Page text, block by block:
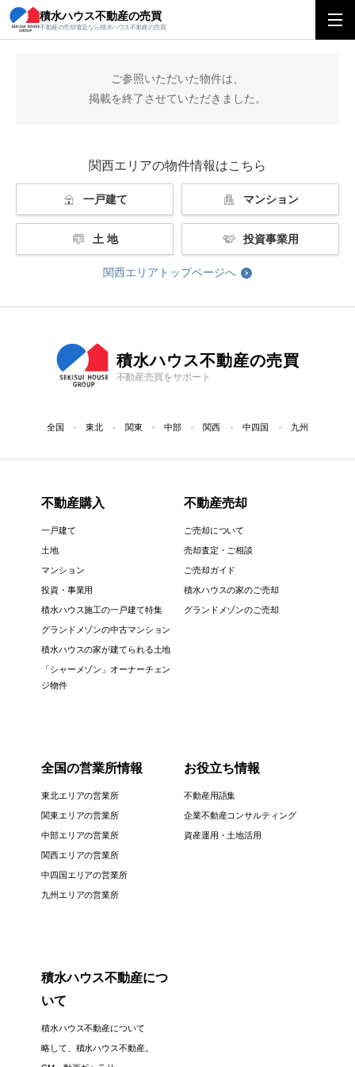
積水ハウス不動産の売買
不動産の売却査定なら積水ハウス不動産の売買
積水ハウス不動産の売買 関西エリアトップ
ご参照いただいた物件は、
掲載を終了させていただきました。
関西エリアの物件情報はこちら
一戸建て マンション
土 地 投資事業用
関西エリアトップページへ
積水ハウス不動産の売買
不動産売買をサポート
全国 東北 関東 中部 関西 中四国 九州
不動産購入
一戸建て
土地
マンション
投資・事業用
積水ハウス施工の一戸建て特集
グランドメゾンの中古マンション
積水ハウスの家が建てられる土地
「シャーメゾン」オーナーチェン
ジ物件
不動産売却
ご売却について
売却査定・ご相談
ご売却ガイド
積水ハウスの家のご売却
グランドメゾンのご売却
全国の営業所情報
東北エリアの営業所
関東エリアの営業所
中部エリアの営業所
関西エリアの営業所
中四国エリアの営業所
九州エリアの営業所
お役立ち情報
不動産用語集
企業不動産コンサルティング
資産運用・土地活用
積水ハウス不動産につ
いて
積水ハウス不動産について
略して、積水ハウス不動産。